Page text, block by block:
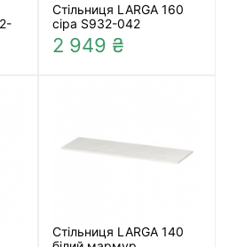
Стільниця LARGA 160
сіра S932-042
2 949 ₴
Стільниця LARGA 140